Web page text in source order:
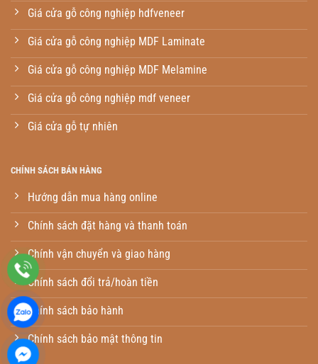
Giá cửa gỗ công nghiệp hdfveneer
Giá cửa gỗ công nghiệp MDF Laminate
Giá cửa gỗ công nghiệp MDF Melamine
Giá cửa gỗ công nghiệp mdf veneer
Giá cửa gỗ tự nhiên
CHÍNH SÁCH BÁN HÀNG
Hướng dẫn mua hàng online
Chính sách đặt hàng và thanh toán
Chính vận chuyển và giao hàng
Chính sách đổi trả/hoàn tiền
Chính sách bảo hành
Chính sách bảo mật thông tin